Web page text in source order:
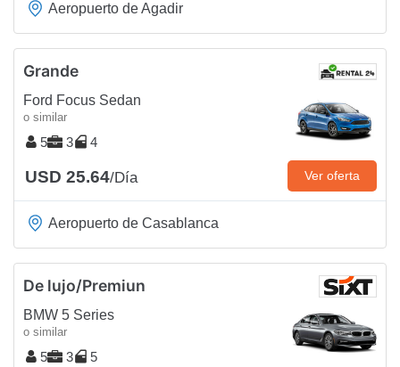
Aeropuerto de Agadir
Grande
Ford Focus Sedan
o similar
5 3 4
USD 25.64/Día Ver oferta
Aeropuerto de Casablanca
De lujo/Premiun
BMW 5 Series
o similar
5 3 5